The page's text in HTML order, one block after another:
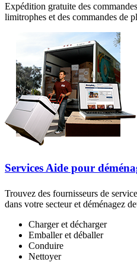
Expédition gratuite des
limitrophes et des commandes de
Services Aide pour
Trouvez des fournisseurs de
dans votre secteur et déménagez
Charger et décharger
Emballer et déballer
Conduire
Nettoyer